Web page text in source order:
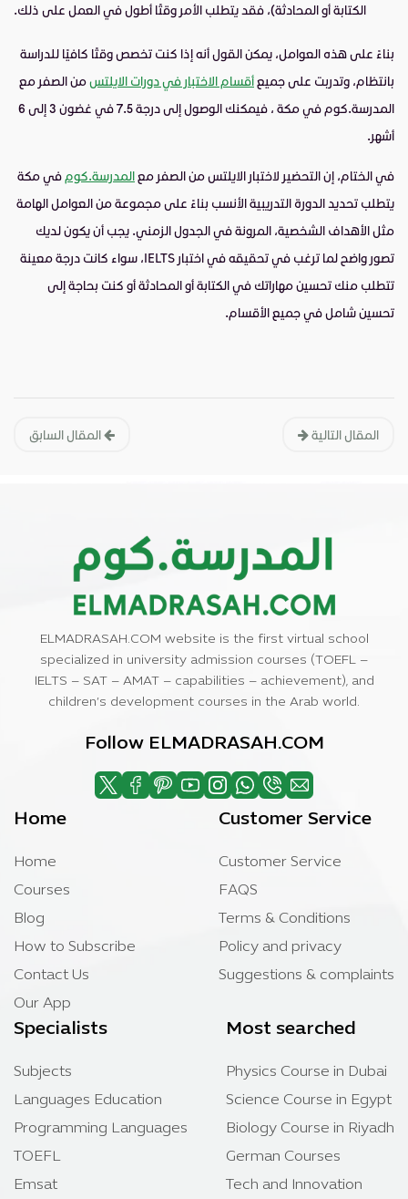
الكتابة أو المحادثة)، فقد يتطلب الأمر وقتًا أطول في العمل على ذلك.
بناءً على هذه العوامل، يمكن القول أنه إذا كنت تخصص وقتًا كافيًا للدراسة
بانتظام، وتدربت على جميعأقسام الاختبار في دورات الايلتسمن الصفر مع
المدرسة.كوم في مكة ، فيمكنك الوصول إلى درجة 7.5 في غضون 3 إلى 6
أشهر.
في الختام، إن التحضير لاختبار الايلتس من الصفر معالمدرسة.كوم في مكة
يتطلب تحديد الدورة التدريبية الأنسب بناءً على مجموعة من العوامل الهامة
مثل الأهداف الشخصية، المرونة في الجدول الزمني. يجب أن يكون لديك
تصور واضح لما ترغب في تحقيقه في اختبار IELTS، سواء كانت درجة معينة
تتطلب منك تحسين مهاراتك في الكتابة أو المحادثة أو كنت بحاجة إلى
تحسين شامل في جميع الأقسام.
المقال التالية
ELMADRASAH.COM website is the first virtual school
specialized in university admission courses (TOEFL –
IELTS – SAT – AMAT – capabilities – achievement), and
children’s development courses in the Arab world.
Follow ELMADRASAH.COM
Home
Home
Courses
Blog
How to Subscribe
Contact Us
Our App
Customer Service
Customer Service
FAQS
Terms & Conditions
Policy and privacy
Suggestions & complaints
Specialists
Subjects
Languages Education
Programming Languages
TOEFL
Emsat
Most searched
Physics Course in Dubai
Science Course in Egypt
Biology Course in Riyadh
German Courses
Tech and Innovation